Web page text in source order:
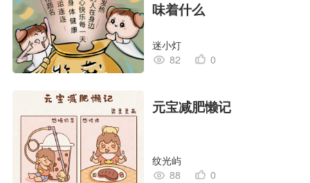
味着什么
迷小灯
82
0
元宝减肥懒记
纹光屿
88
0